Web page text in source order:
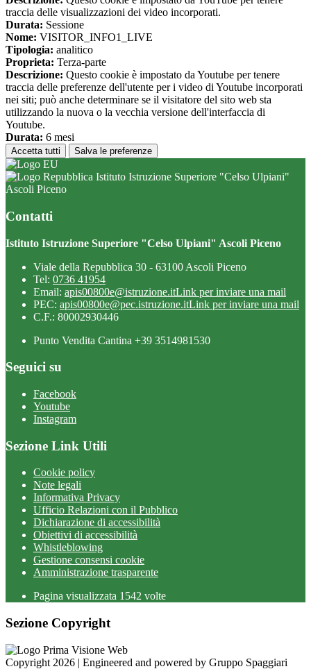
traccia delle visualizzazioni dei video incorporati.
Durata: Sessione
Nome: VISITOR_INFO1_LIVE
Tipologia: analitico
Proprieta: Terza-parte
Descrizione: Questo cookie è impostato da Youtube per tenere
traccia delle preferenze dell'utente per i video di Youtube incorporati
nei siti; può anche determinare se il visitatore del sito web sta
utilizzando la nuova o la vecchia versione dell'interfaccia di
Youtube.
Durata: 6 mesi
Accetta tutti Salva le preferenze
Istituto Istruzione Superiore "Celso Ulpiani"
Ascoli Piceno
Contatti
Istituto Istruzione Superiore "Celso Ulpiani" Ascoli Piceno
Viale della Repubblica 30 - 63100 Ascoli Piceno
Tel: 0736 41954
Email: apis00800e@istruzione.itLink per inviare una mail
PEC: apis00800e@pec.istruzione.itLink per inviare una mail
C.F.: 80002930446
Punto Vendita Cantina +39 3514981530
Seguici su
Facebook
Youtube
Instagram
Sezione Link Utili
Cookie policy
Note legali
Informativa Privacy
Ufficio Relazioni con il Pubblico
Dichiarazione di accessibilità
Obiettivi di accessibilità
Whistleblowing
Gestione consensi cookie
Amministrazione trasparente
Pagina visualizzata 1542 volte
Sezione Copyright
Copyright 2026 | Engineered and powered by Gruppo Spaggiari